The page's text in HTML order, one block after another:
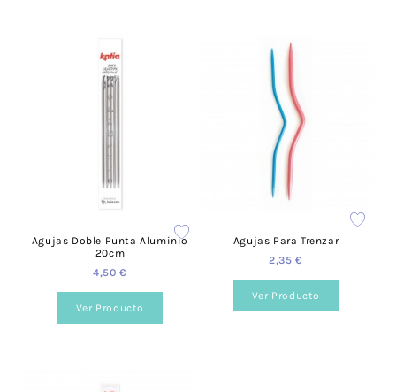
Agujas Doble Punta Aluminio
20cm
4,50 €
Ver Producto
Agujas Para Trenzar
2,35 €
Ver Producto